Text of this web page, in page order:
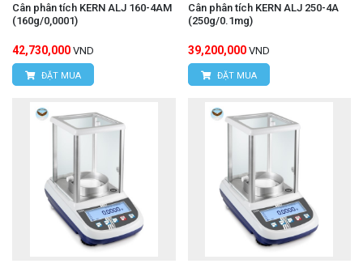
Cân phân tích KERN ALJ 160-4AM
(160g/0,0001)
42,730,000 VND
ĐẶT MUA
Cân phân tích KERN ALJ 250-4A
(250g/0.1mg)
39,200,000 VND
ĐẶT MUA